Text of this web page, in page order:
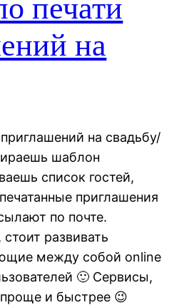
печати
на
на свадьбу/
шаблон
список гостей,
приглашения
по почте.
развивать
между собой online
🙂 Сервисы,
и быстрее 😉